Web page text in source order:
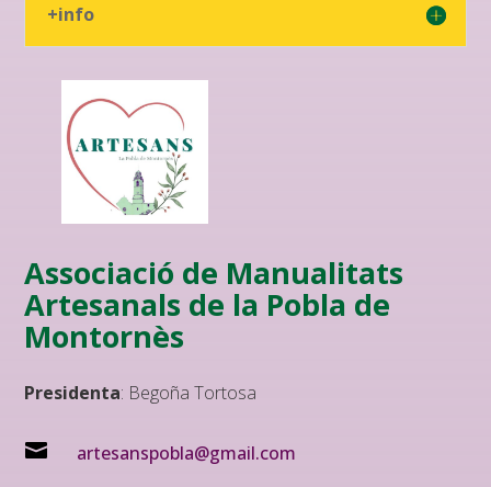
+info
Associació de Manualitats
Artesanals de la Pobla de
Montornès
Presidenta: Begoña Tortosa
 artesanspobla@gmail.com